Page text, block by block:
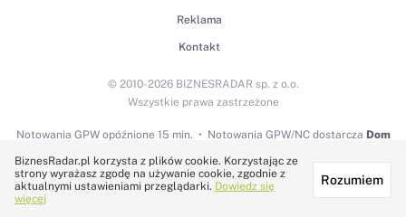
Reklama
Kontakt
Notowania GPWopóźnione 15 min. Notowania GPW/NC dostarcza Dom
© 2010-2026 BIZNESRADAR sp. z o.o.
Wszystkie prawa zastrzeżone
Technologię dostarcza:
BiznesRadar.pl korzysta z plików cookie. Korzystając ze
strony wyrażasz zgodę na używanie cookie, zgodnie z
aktualnymi ustawieniami przeglądarki. Dowiedz się
więcej
Rozumiem